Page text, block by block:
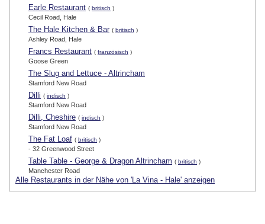
Earle Restaurant ( britisch )
Cecil Road, Hale
The Hale Kitchen & Bar ( britisch )
Ashley Road, Hale
Francs Restaurant ( französisch )
Goose Green
The Slug and Lettuce - Altrincham
Stamford New Road
Dilli ( indisch )
Stamford New Road
Dilli, Cheshire ( indisch )
Stamford New Road
The Fat Loaf ( britisch )
- 32 Greenwood Street
Table Table - George & Dragon Altrincham ( britisch )
Manchester Road
Alle Restaurants in der Nähe von 'La Vina - Hale' anzeigen